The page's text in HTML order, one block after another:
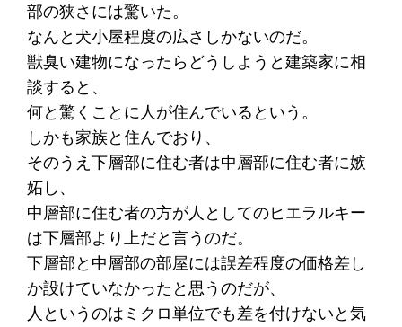
部の狭さには驚いた。
なんと犬小屋程度の広さしかないのだ。
獣臭い建物になったらどうしようと建築家に相
談すると、
何と驚くことに人が住んでいるという。
しかも家族と住んでおり、
そのうえ下層部に住む者は中層部に住む者に嫉
妬し、
中層部に住む者の方が人としてのヒエラルキー
は下層部より上だと言うのだ。
下層部と中層部の部屋には誤差程度の価格差し
か設けていなかったと思うのだが、
人というのはミクロ単位でも差を付けないと気